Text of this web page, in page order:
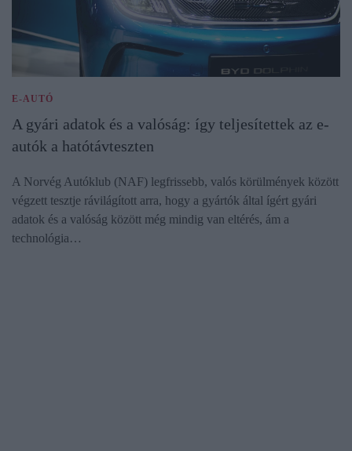
E-AUTÓ
A gyári adatok és a valóság: így teljesítettek az e-
autók a hatótávteszten
A Norvég Autóklub (NAF) legfrissebb, valós körülmények között
végzett tesztje rávilágított arra, hogy a gyártók által ígért gyári
adatok és a valóság között még mindig van eltérés, ám a
technológia…